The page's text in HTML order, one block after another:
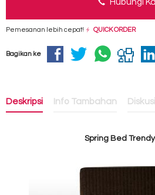
Pemesanan lebih cepat! QUICK ORDER
Bagikan ke
Deskripsi Info Tambahan
Spring Bed